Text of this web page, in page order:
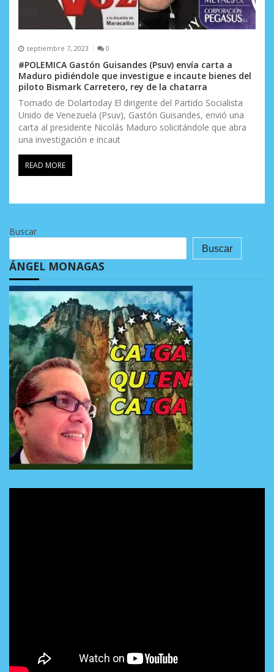
septiembre 7, 2023 0
#POLEMICA Gastón Guisandes (Psuv) envía carta a
Maduro pidiéndole que investigue e incaute bienes del
piloto Bismark Carretero, rey de la chatarra
Tomado de Dolartoday El dirigente del Partido Socialista
Unido de Venezuela (Psuv), Gastón Guisandes, envió una
carta al presidente Nicolás Maduro solicitándole que abra
una investigación e incaut
READ MORE
Buscar
Buscar
ÁNGEL MONAGAS